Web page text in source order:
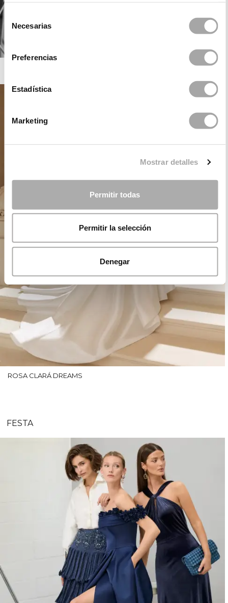
consentimiento
Necesarias
Preferencias
Estadística
Marketing
Mostrar detalles
Permitir todas
Permitir la selección
Denegar
ROSA CLARÁ DREAMS
FESTA